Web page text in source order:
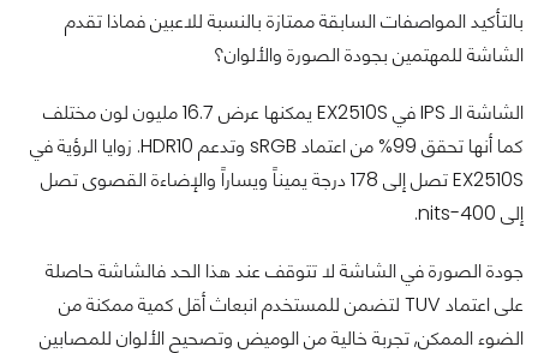
بالتأكيد المواصفات السابقة ممتازة بالنسبة للاعبين فماذا تقدم
الشاشة للمهتمين بجودة الصورة والألوان؟
الشاشة الـ IPS في EX2510S يمكنها عرض 16.7 مليون لون مختلف
كما أنها تحقق 99% من اعتماد sRGB وتدعم HDR10. زوايا الرؤية في
EX2510S تصل إلى 178 درجة يميناً ويساراً والإضاءة القصوى تصل
إلى 400-nits.
جودة الصورة في الشاشة لا تتوقف عند هذا الحد فالشاشة حاصلة
على اعتماد TUV لتضمن للمستخدم انبعاث أقل كمية ممكنة من
الضوء الممكن, تجربة خالية من الوميض وتصحيح الألوان للمصابين